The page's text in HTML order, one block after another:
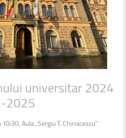
universitar 2024
-2025
Aula „Sergiu T. Chiriacescu”